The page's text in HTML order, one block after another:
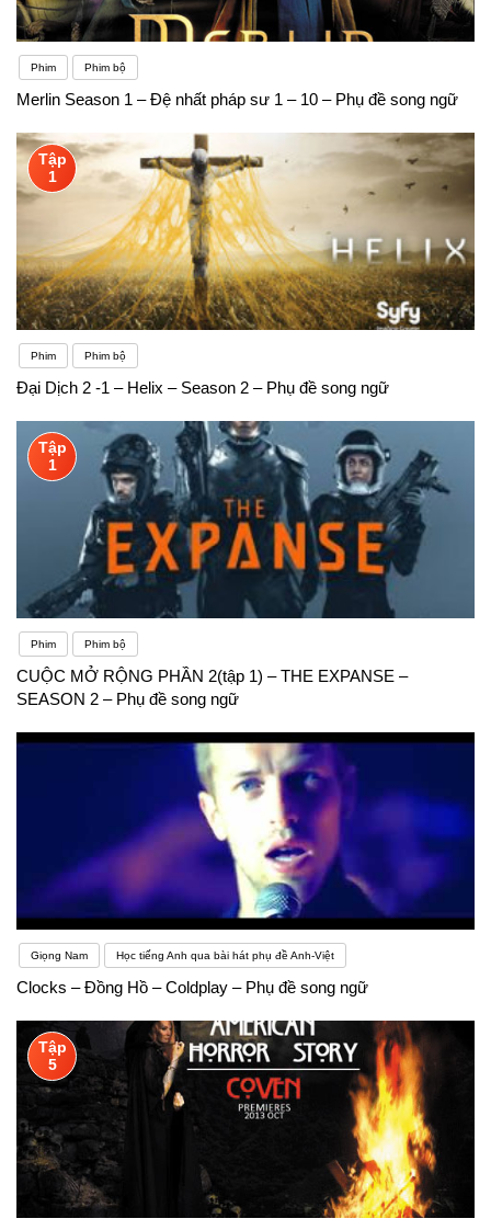
Phim Phim bộ
Merlin Season 1 – Đệ nhất pháp sư 1 – 10 – Phụ đề song ngữ
Tập
1
Phim Phim bộ
Đại Dịch 2 -1 – Helix – Season 2 – Phụ đề song ngữ
Tập
1
Phim Phim bộ
CUỘC MỞ RỘNG PHẦN 2(tập 1) – THE EXPANSE –
SEASON 2 – Phụ đề song ngữ
Giọng Nam Học tiếng Anh qua bài hát phụ đề Anh-Việt
Clocks – Đồng Hồ – Coldplay – Phụ đề song ngữ
Tập
5